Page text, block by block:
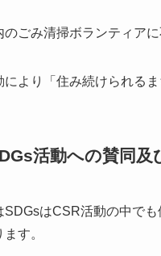
のごみ清掃ボランティア
により「住み続けられる
活動への賛同及
SDGsはCSR活動の中で
す。